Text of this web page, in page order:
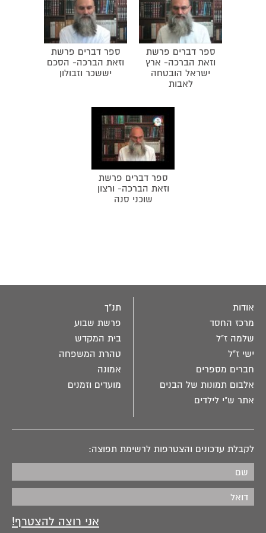
ספר דברים פרשת
וזאת הברכה- ארץ
ישראל הובטחה
לאבות
ספר דברים פרשת
וזאת הברכה- הסכם
יששכר וזבולון
ספר דברים פרשת
וזאת הברכה- ורצון
שוכני סנה
אודות
מרכז החסד
שלמה ז"ל
ישי ז"ל
חברים מספרים
אלבום תמונות של הבנים
אתר ש"י לילדים
תנ"ך
פרשת שבוע
בית המקדש
טהרת המשפחה
אמונה
מועדים וזמנים
לקבלת עדכונים והצטרפות לרשימת תפוצה: